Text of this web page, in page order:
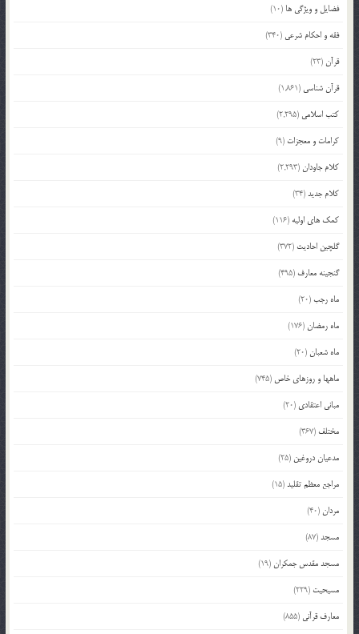
فضایل و ویژگی ها (10)
فقه و احکام شرعی (340)
قرآن(23)
قرآن شناسی (1,861)
کتب اسلامی (2,295)
کرامات و معجزات (9)
کلام جاودان(2,293)
کلام جدید(34)
کمک های اولیه (116)
گلچین احادیث (372)
گنجینه معارف (495)
ماه رجب(20)
ماه رمضان(176)
ماه شعبان(20)
ماهها و روزهای خاص (745)
مبانی اعتقادی (20)
مختلف (367)
مدعیان دروغین (25)
مراجع معظم تقلید(15)
مردان(40)
مسجد(87)
مسجد مقدس جمکران(19)
مسیحیت (229)
معارف قرآنی (855)